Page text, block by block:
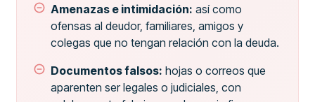
Amenazas e intimidación: así como
ofensas al deudor, familiares, amigos y
colegas que no tengan relación con la deuda.
Documentos falsos: hojas o correos que
aparenten ser legales o judiciales, con